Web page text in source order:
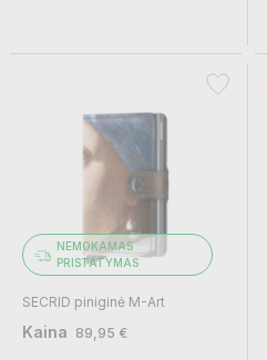
NEMOKAMAS
PRISTATYMAS
SECRID piniginė M-Art
Kaina 89,95 €